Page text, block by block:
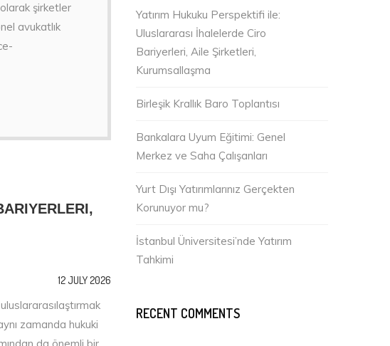
şirketler
avukatlık
12 JULY 2026
uluslararasılaştırmak
zamanda hukuki
Yatırım Hukuku Perspektifi ile:
Uluslararası İhalelerde Ciro
Bariyerleri, Aile Şirketleri,
Kurumsallaşma
Birleşik Krallık Baro Toplantısı
Bankalara Uyum Eğitimi: Genel
Merkez ve Saha Çalışanları
Yurt Dışı Yatırımlarınız Gerçekten
Korunuyor mu?
İstanbul Üniversitesi’nde Yatırım
Tahkimi
RECENT COMMENTS